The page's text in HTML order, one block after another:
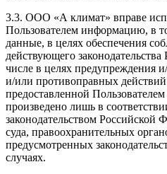
3.3. ООО «А климат» вправе
Пользователем информацию, в
данные, в целях обеспечения
действующего
числе в целях предупреждения
и/или противоправных
предоставленной
произведено лишь в
законодательством Российской
суда, правоохранительных
предусмотренных
случаях.